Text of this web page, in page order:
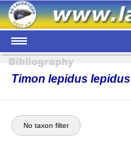
Timon lepidus lepidus
No taxon filter